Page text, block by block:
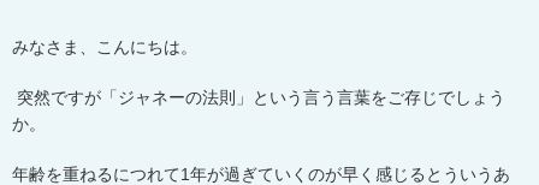
みなさま、こんにちは。
突然ですが「ジャネーの法則」という言う言葉をご存じでしょう
か。
年齢を重ねるにつれて1年が過ぎていくのが早く感じるとういうあ